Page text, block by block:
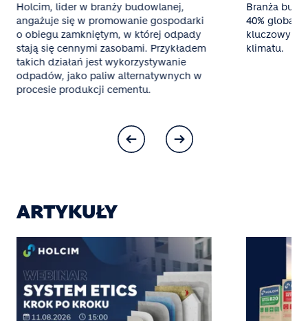
Holcim, lider w branży budowlanej,
angażuje się w promowanie gospodarki
o obiegu zamkniętym, w której odpady
stają się cennymi zasobami. Przykładem
takich działań jest wykorzystywanie
odpadów, jako paliw alternatywnych w
procesie produkcji cementu.
Branża
40%
kluczowym
klimatu.
ARTYKUŁY